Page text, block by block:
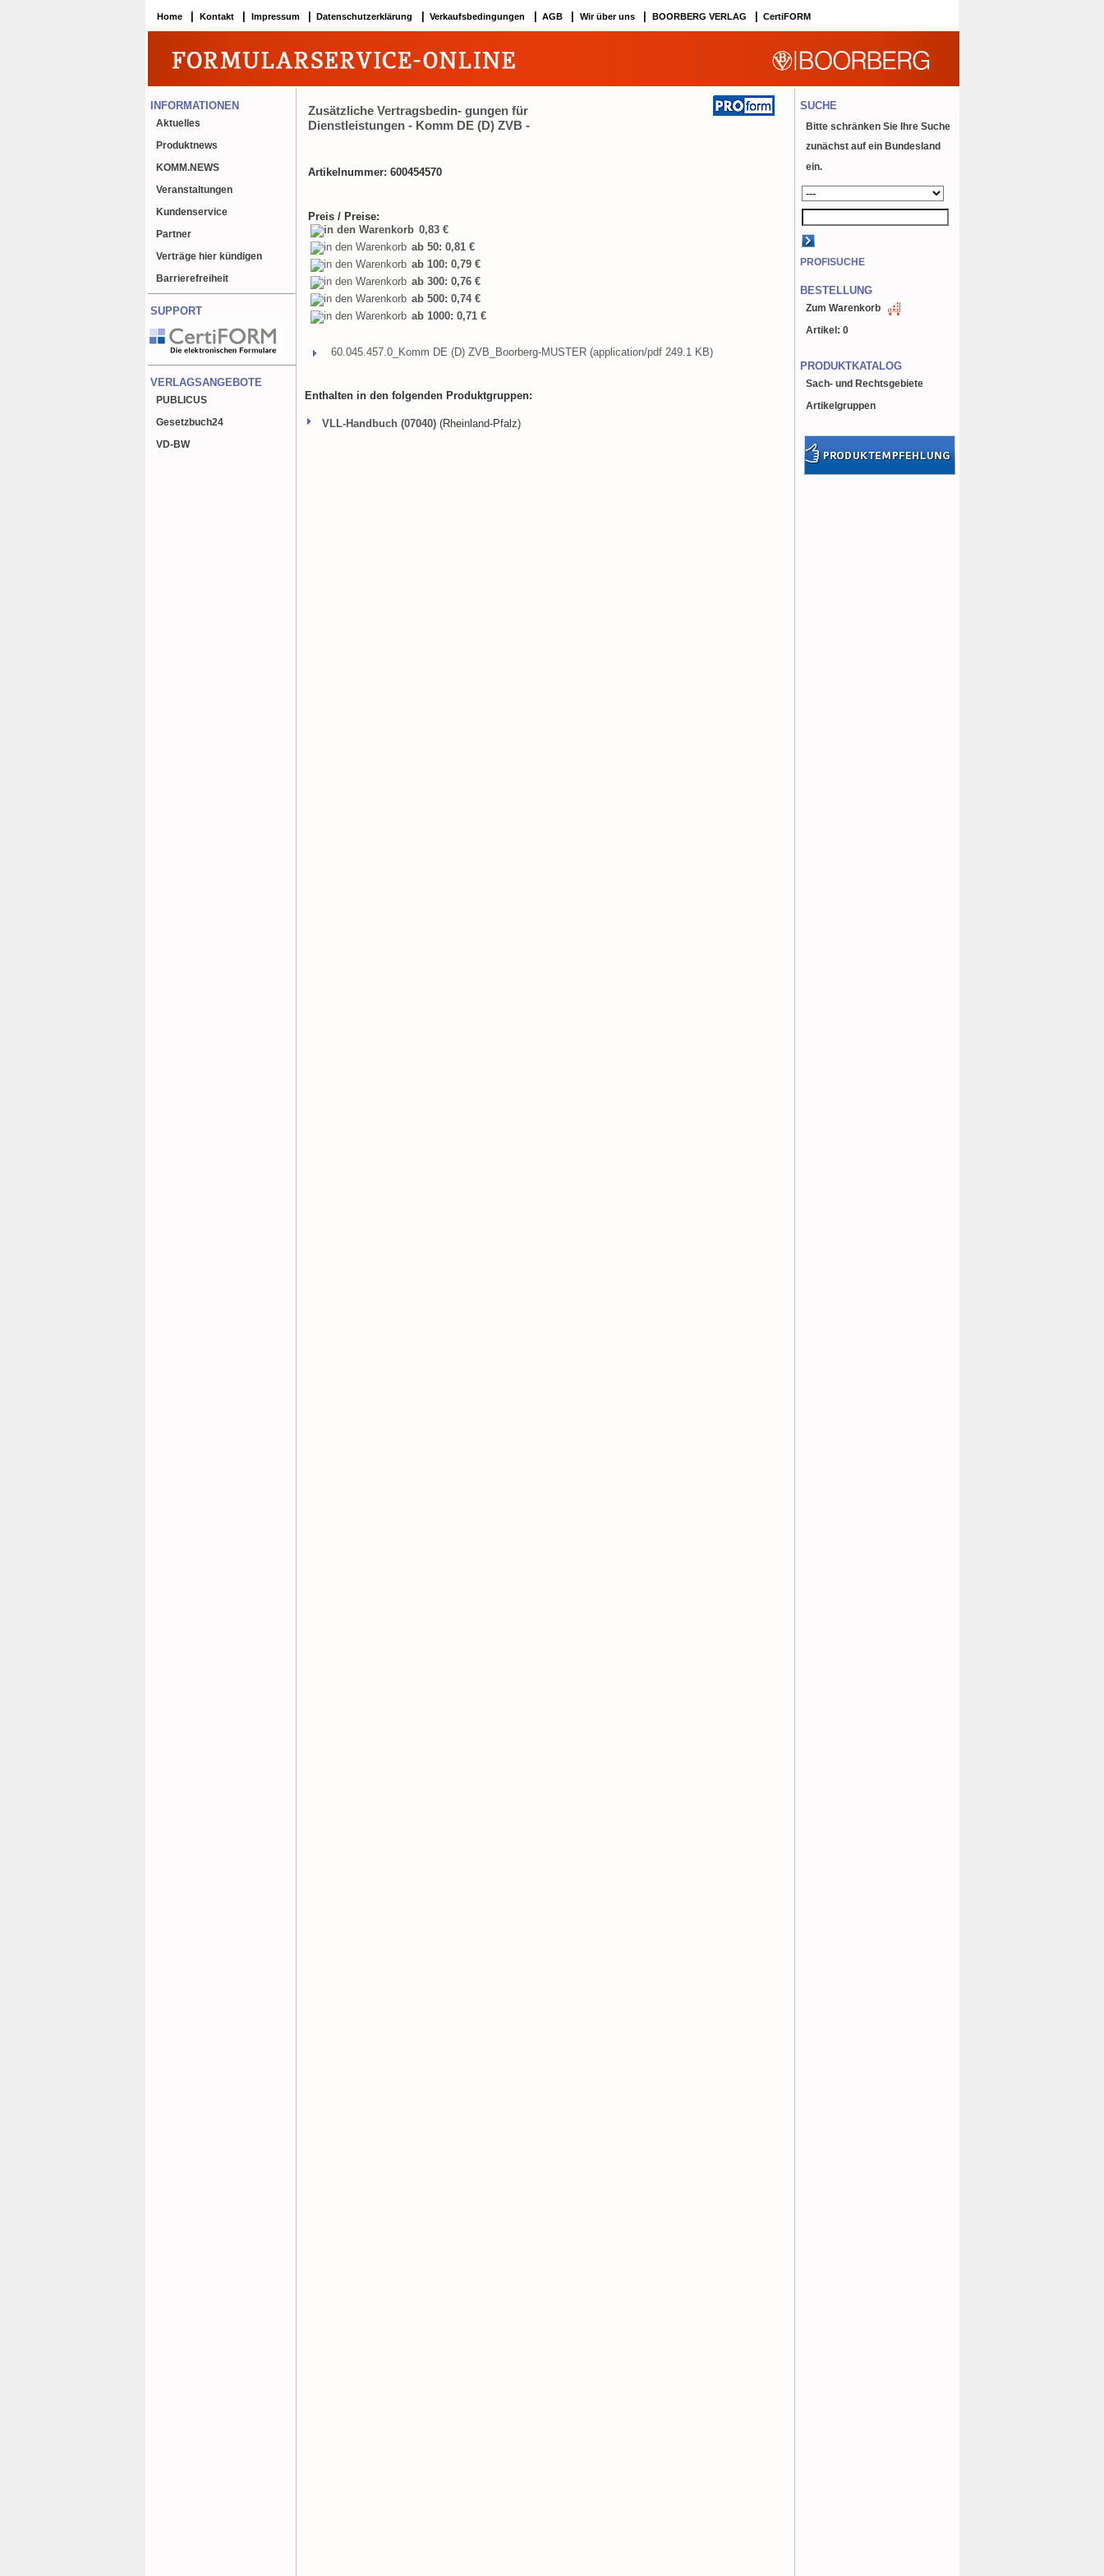
Home Kontakt Impressum Datenschutzerklärung Verkaufsbedingungen AGB Wir über uns BOORBERG VERLAG CertiFORM
INFORMATIONEN
Aktuelles
Produktnews
KOMM.NEWS
Veranstaltungen
Kundenservice
Partner
Verträge hier kündigen
Barrierefreiheit
SUPPORT
VERLAGSANGEBOTE
PUBLICUS
Gesetzbuch24
VD-BW
Zusätzliche Vertragsbedin- gungen für
Dienstleistungen - Komm DE (D) ZVB -
Artikelnummer: 600454570
Preis / Preise:
0,83 €
ab 50: 0,81 €
ab 100: 0,79 €
ab 300: 0,76 €
ab 500: 0,74 €
ab 1000: 0,71 €
60.045.457.0_Komm DE (D) ZVB_Boorberg-MUSTER (application/pdf 249.1 KB)
Enthalten in den folgenden Produktgruppen:
VLL-Handbuch (07040) (Rheinland-Pfalz)
SUCHE
Bitte schränken Sie Ihre Suche
zunächst auf ein Bundesland
ein.
PROFISUCHE
BESTELLUNG
Zum Warenkorb
Artikel: 0
PRODUKTKATALOG
Sach- und Rechtsgebiete
Artikelgruppen